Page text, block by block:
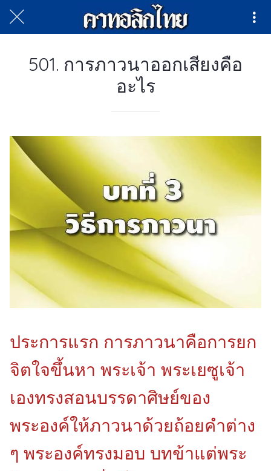
501. การภาวนาออกเสียงคือ
อะไร
ประการแรก การภาวนาคือการยก
จิตใจขึ้นหา พระเจ้า พระเยซูเจ้า
เองทรงสอนบรรดาศิษย์ของ
พระองค์ให้ภาวนาด้วยถ้อยคําต่าง
ๆ พระองค์ทรงมอบ บทข้าแต่พระ